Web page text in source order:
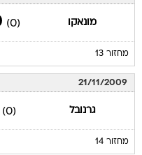
מונאקו (0)
מחזור 13
21/11/2009
גרנובל (0)
מחזור 14